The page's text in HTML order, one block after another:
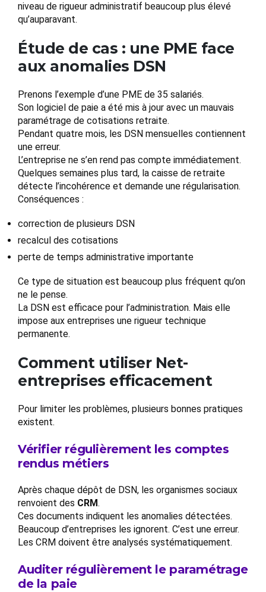
niveau de rigueur administratif beaucoup plus élevé
qu’auparavant.
Étude de cas : une PME face
aux anomalies DSN
Prenons l’exemple d’une PME de 35 salariés.
Son logiciel de paie a été mis à jour avec un mauvais
paramétrage de cotisations retraite.
Pendant quatre mois, les DSN mensuelles contiennent
une erreur.
L’entreprise ne s’en rend pas compte immédiatement.
Quelques semaines plus tard, la caisse de retraite
détecte l’incohérence et demande une régularisation.
Conséquences :
correction de plusieurs DSN
recalcul des cotisations
perte de temps administrative importante
Ce type de situation est beaucoup plus fréquent qu’on
ne le pense.
La DSN est efficace pour l’administration. Mais elle
impose aux entreprises une rigueur technique
permanente.
Comment utiliser Net-
entreprises efficacement
Pour limiter les problèmes, plusieurs bonnes pratiques
existent.
Vérifier régulièrement les comptes
rendus métiers
Après chaque dépôt de DSN, les organismes sociaux
renvoient des CRM.
Ces documents indiquent les anomalies détectées.
Beaucoup d’entreprises les ignorent. C’est une erreur.
Les CRM doivent être analysés systématiquement.
Auditer régulièrement le paramétrage
de la paie